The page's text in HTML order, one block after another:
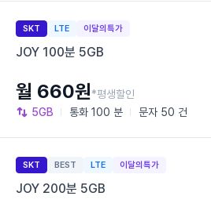
SKT LTE 이달의특가
JOY 100분 5GB
5GB 통화 100 분 문자 50 건
월 660원*평생할인
SKT BEST LTE 이달의특가
JOY 200분 5GB